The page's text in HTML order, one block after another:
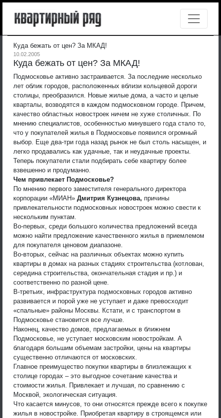
Куда бежать от цен? За МКАД!
10.02.2005
Куда бежать от цен? За МКАД!
Подмосковье активно застраивается. За последние несколько
лет облик городов, расположенных вблизи кольцевой дороги
столицы, преобразился. Новые жилые дома, а часто и целые
кварталы, возводятся в каждом подмосковном городе. Причем,
качество областных новостроек ничем не хуже столичных. По
мнению специалистов, особенностью минувшего года стало то,
что у покупателей жилья в Подмосковье появился огромный
выбор. Еще два-три года назад рынок не был столь насыщен, и
легко продавались как удачные, так и неудачные проекты.
Теперь покупатели стали подбирать себе квартиру более
взвешенно и продуманно.
Чем привлекает Подмосковье?
По мнению первого заместителя генерального директора
корпорации «МИАН» Дмитрия Кузнецова, причины
привлекательности подмосковных новостроек можно свести к
нескольким пунктам.
Во-первых, среди большого количества предложений всегда
можно найти предложение качественного жилья в приемлемом
для покупателя ценовом диапазоне.
Во-вторых, сейчас на различных объектах можно купить
квартиры в домах на разных стадиях строительства (котлован,
середина строительства, окончательная стадия и пр.) и
соответственно по разной цене.
В-третьих, инфраструктура подмосковных городов активно
развивается и порой уже не уступает и даже превосходит
«спальные» районы Москвы. Кстати, и с транспортом в
Подмосковье становится все лучше.
Наконец, качество домов, предлагаемых в ближнем
Подмосковье, не уступает московским новостройкам. А
благодаря большим объемам застройки, цены на квартиры
существенно отличаются от московских.
Главное преимущество покупки квартиры в близлежащих к
столице городах – это выгодное сочетание качества и
стоимости жилья. Привлекает и лучшая, по сравнению с
Москвой, экологическая ситуация.
Что касается минусов, то они относятся прежде всего к покупке
жилья в новостройке. Приобретая квартиру в строящемся или